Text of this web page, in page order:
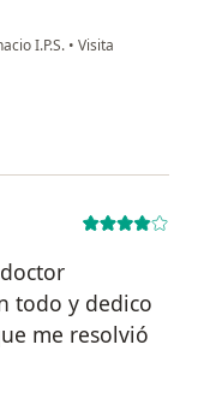
I.P.S. • Visita
todo y dedico
me resolvió